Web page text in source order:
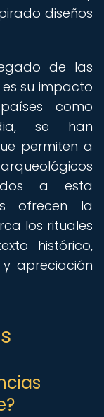
diseños
de las
es su impacto
como
se han
permiten a
a esta
ofrecen la
los rituales
histórico,
apreciación